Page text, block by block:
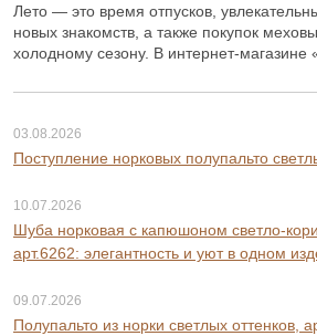
Лето — это время отпусков,
новых знакомств, а также покупок
холодному сезону. В интернет-магазине
03.08.2026
Поступление норковых полупальто
10.07.2026
Шуба норковая с капюшоном светло-
арт.6262: элегантность и уют в одном
09.07.2026
Полупальто из норки светлых оттенков,